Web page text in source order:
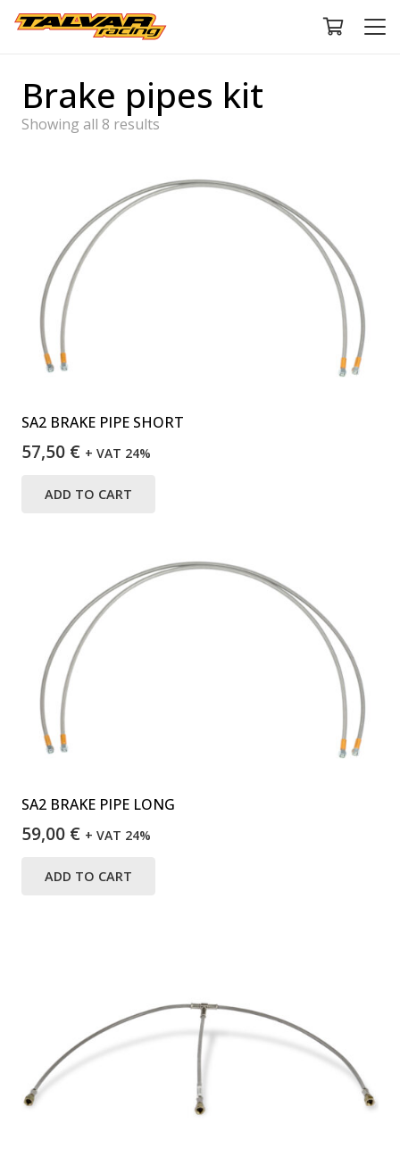
Brake pipes kit
Showing all 8 results
SA2 BRAKE PIPE SHORT
57,50 € + VAT 24%
ADD TO CART
SA2 BRAKE PIPE LONG
59,00 € + VAT 24%
ADD TO CART